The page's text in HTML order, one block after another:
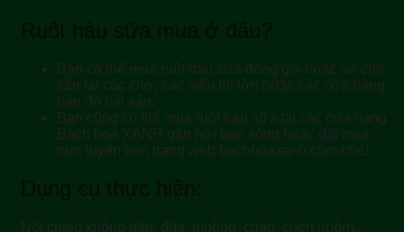
Ruột hàu sữa mua ở đâu?
Bạn có thể mua ruột hàu sữa đóng gói hoặc sơ chế
sẵn tại các chợ, các siêu thị lớn hoặc các cửa hàng
bán đồ hải sản.
Bạn cũng có thể mua ruột hàu sữa tại các cửa hàng
Bách hoá XANH gần nơi bạn sống hoặc đặt mua
trực tuyến trên trang web bachhoaxanh.com nhé!
Dụng cụ thực hiện:
Nồi chiên không dầu, đũa, muỗng, chảo, chén nhôm,…